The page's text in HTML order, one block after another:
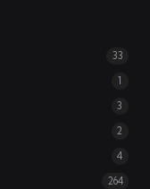
33
1
3
2
4
264